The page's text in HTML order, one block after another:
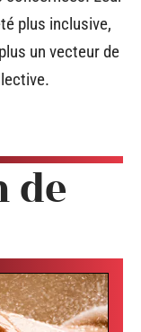
plus inclusive,
un vecteur de
de